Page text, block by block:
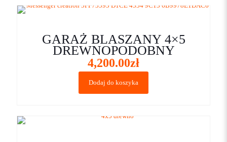
GARAŻ BLASZANY 4×5
DREWNOPODOBNY
4,200.00zł
Dodaj do koszyka